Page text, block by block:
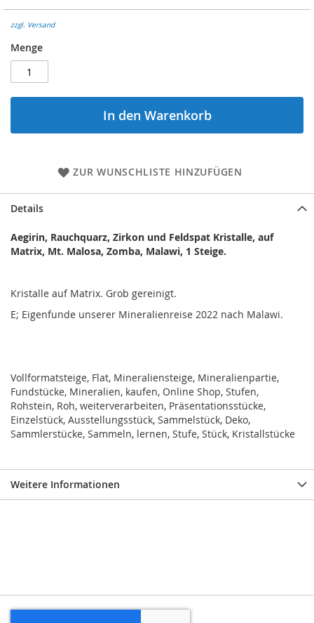
zzgl. Versand
Menge
In den Warenkorb
ZUR WUNSCHLISTE HINZUFÜGEN
Details
Aegirin, Rauchquarz, Zirkon und Feldspat Kristalle, auf
Matrix, Mt. Malosa, Zomba, Malawi, 1 Steige.
Kristalle auf Matrix. Grob gereinigt.
E; Eigenfunde unserer Mineralienreise 2022 nach Malawi.
Vollformatsteige, Flat, Mineraliensteige, Mineralienpartie,
Fundstücke, Mineralien, kaufen, Online Shop, Stufen,
Rohstein, Roh, weiterverarbeiten, Präsentationsstücke,
Einzelstück, Ausstellungsstück, Sammelstück, Deko,
Sammlerstücke, Sammeln, lernen, Stufe, Stück, Kristallstücke
Weitere Informationen